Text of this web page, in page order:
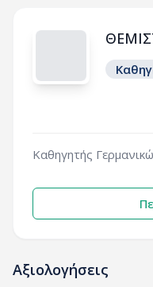
Καθηγητής
Αξιολογήσεις